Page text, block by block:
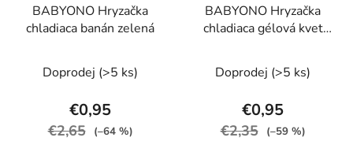
BABYONO Hryzačka
chladiaca banán zelená
Doprodej (>5 ks)
€0,95
€2,65 (–64 %)
BABYONO Hryzačka
chladiaca gélová kvet
Doprodej (>5 ks)
€0,95
€2,35 (–59 %)